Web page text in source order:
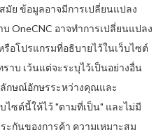
ย ข้อมูลอาจมีการเปลี่ยนแปลง
OneCNC อาจทำการเปลี่ยนแปลง
โปรแกรมที่อธิบายไว้ในเว็บไซต์
าบ เว้นแต่จะระบุไว้เป็นอย่างอื่น
กษณ์อักษรระหว่างคุณและ
ไซต์นี้ให้ไว้ "ตามที่เป็น" และไม่มี
ะกันของการค้า ความเหมาะสม